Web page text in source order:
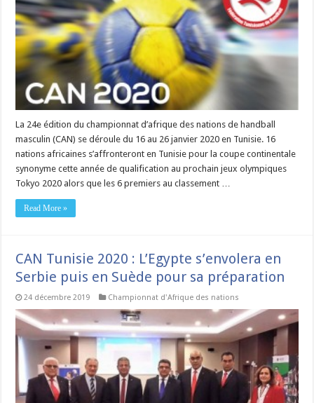
La 24e édition du championnat d’afrique des nations de handball
masculin (CAN) se déroule du 16 au 26 janvier 2020 en Tunisie. 16
nations africaines s’affronteront en Tunisie pour la coupe continentale
synonyme cette année de qualification au prochain jeux olympiques
Tokyo 2020 alors que les 6 premiers au classement …
Read More »
CAN Tunisie 2020 : L’Egypte s’envolera en
Serbie puis en Suède pour sa préparation
24 décembre 2019 Championnat d'Afrique des nations